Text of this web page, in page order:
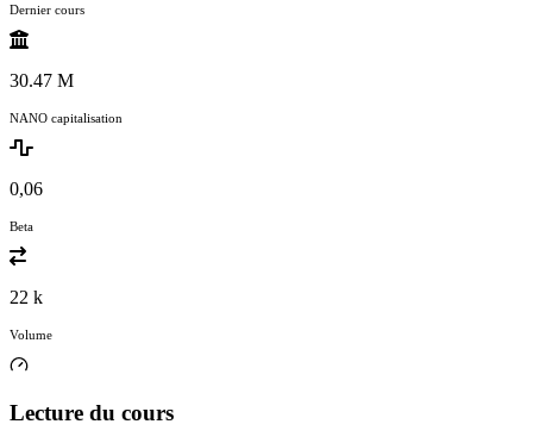
Dernier cours
30.47 M
NANO capitalisation
0,06
Beta
22 k
Volume
Lecture du cours